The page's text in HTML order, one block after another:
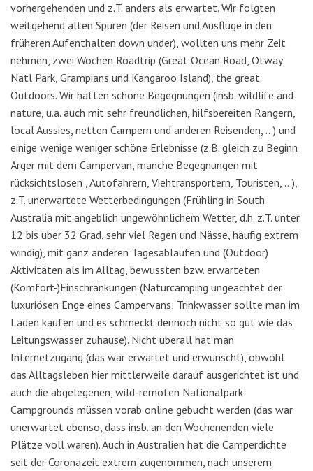
vorhergehenden und z.T. anders als erwartet. Wir folgten
weitgehend alten Spuren (der Reisen und Ausflüge in den
früheren Aufenthalten down under), wollten uns mehr Zeit
nehmen, zwei Wochen Roadtrip (Great Ocean Road, Otway
Natl Park, Grampians und Kangaroo Island), the great
Outdoors. Wir hatten schöne Begegnungen (insb. wildlife and
nature, u.a. auch mit sehr freundlichen, hilfsbereiten Rangern,
local Aussies, netten Campern und anderen Reisenden, …) und
einige wenige weniger schöne Erlebnisse (z.B. gleich zu Beginn
Ärger mit dem Campervan, manche Begegnungen mit
rücksichtslosen , Autofahrern, Viehtransportern, Touristen, …),
z.T. unerwartete Wetterbedingungen (Frühling in South
Australia mit angeblich ungewöhnlichem Wetter, d.h. z.T. unter
12 bis über 32 Grad, sehr viel Regen und Nässe, häufig extrem
windig), mit ganz anderen Tagesabläufen und (Outdoor)
Aktivitäten als im Alltag, bewussten bzw. erwarteten
(Komfort-)Einschränkungen (Naturcamping ungeachtet der
luxuriösen Enge eines Campervans; Trinkwasser sollte man im
Laden kaufen und es schmeckt dennoch nicht so gut wie das
Leitungswasser zuhause). Nicht überall hat man
Internetzugang (das war erwartet und erwünscht), obwohl
das Alltagsleben hier mittlerweile darauf ausgerichtet ist und
auch die abgelegenen, wild-remoten Nationalpark-
Campgrounds müssen vorab online gebucht werden (das war
unerwartet ebenso, dass insb. an den Wochenenden viele
Plätze voll waren). Auch in Australien hat die Camperdichte
seit der Coronazeit extrem zugenommen, nach unserem